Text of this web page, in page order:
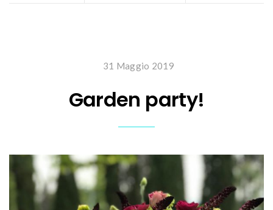
31 Maggio 2019
Garden party!